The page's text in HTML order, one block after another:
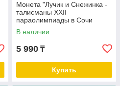
Монета "Лучик и Снежинка -
талисманы XXII
параолимпиады в Сочи
2014" 25 рублей (в блистере)
В наличии
5 990 ₸
Купить